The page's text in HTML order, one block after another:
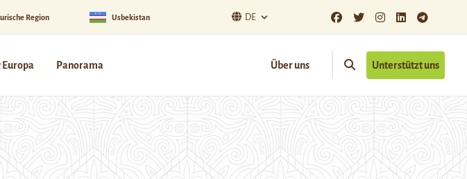
Region Usbekistan DE
Panorama Über uns Unterstützt uns